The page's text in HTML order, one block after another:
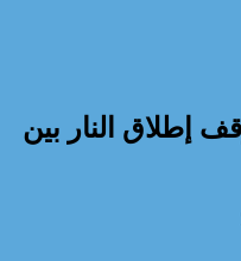
إطلاق النار بين